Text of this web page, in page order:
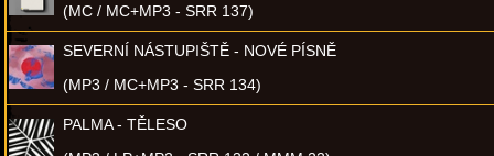
(MC / MC+MP3 - SRR 137)
SEVERNÍ NÁSTUPIŠTĚ - NOVÉ PÍSNĚ
(MP3 / MC+MP3 - SRR 134)
PALMA - TĚLESO